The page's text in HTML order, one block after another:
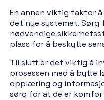
En annen viktig faktor
det nye systemet.
nødvendige
plass for å beskytte
Til slutt er det viktig å
prosessen med å bytte
opplæring og
sørg for at de er